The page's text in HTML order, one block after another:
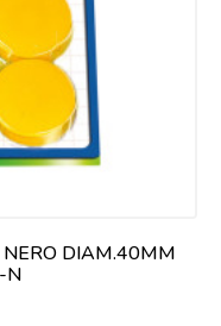
DIAM.40MM
N